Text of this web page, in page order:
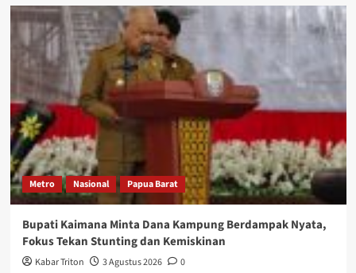
Metro Nasional Papua Barat
Bupati Kaimana Minta Dana Kampung Berdampak Nyata,
Fokus Tekan Stunting dan Kemiskinan
Kabar Triton 3 Agustus 2026 0